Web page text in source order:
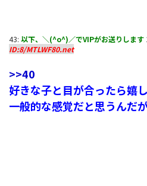
43: 以下、＼(^o^)／でVIPがお送りします
ID:8/MTLWF80.net
>>40
好きな子と目が合ったら嬉
一般的な感覚だと思うんだ